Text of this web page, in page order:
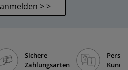
> >
Sichere
Zahlungsarten